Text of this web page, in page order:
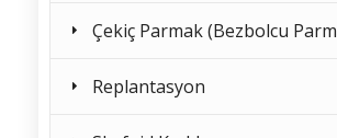
Çekiç Parmak (Bezbolcu
Replantasyon